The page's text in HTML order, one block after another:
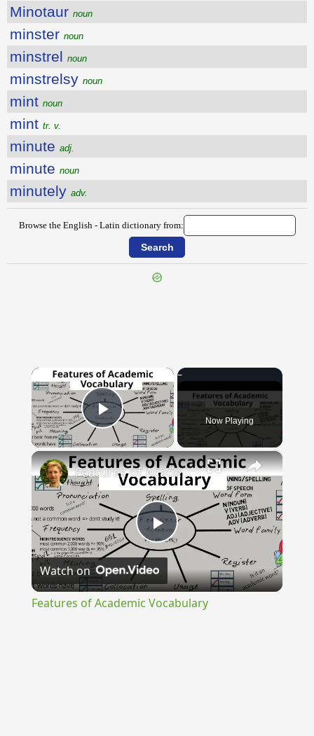
Minotaur noun
minster noun
minstrel noun
minstrelsy noun
mint noun
mint tr. v.
minute adj.
minute noun
minutely adv.
Browse the English - Latin dictionary from:
×
Play Video Now Playing
×
Play
Video
Features of Academic Vocabulary
Watch on
Features of Academic Vocabulary